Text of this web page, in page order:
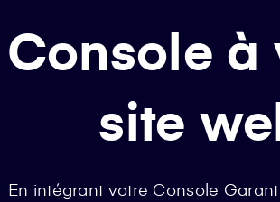
Console à
site
En intégrant votre Console